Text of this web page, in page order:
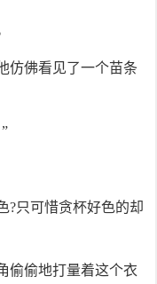
仿佛看见了一个苗条
?只可惜贪杯好色的却
偷偷地打量着这个衣